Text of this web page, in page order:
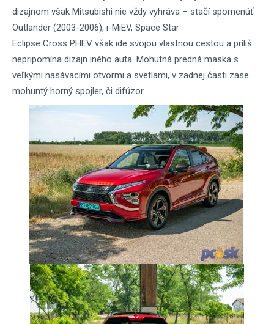
dizajnom však Mitsubishi nie vždy vyhráva – stačí spomenúť
Outlander (2003-2006), i-MiEV, Space Star
Eclipse Cross PHEV však ide svojou vlastnou cestou a príliš
nepripomína dizajn iného auta. Mohutná predná maska s
veľkými nasávacími otvormi a svetlami, v zadnej časti zase
mohuntý horný spojler, či difúzor.